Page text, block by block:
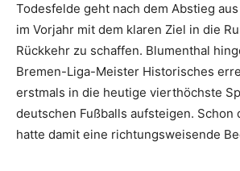
Todesfelde geht nach dem Abstieg
im Vorjahr mit dem klaren Ziel in die
Rückkehr zu schaffen. Blumenthal
Bremen-Liga-Meister Historisches
erstmals in die heutige vierthöchste
deutschen Fußballs aufsteigen. Schon
hatte damit eine richtungsweisende